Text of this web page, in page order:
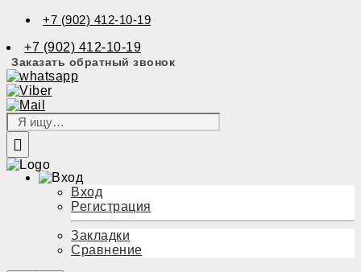
+7 (902) 412-10-19
+7 (902) 412-10-19
Заказать обратный звонок
Вход
Регистрация
Закладки
Сравнение